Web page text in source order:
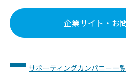
企業サイト・お
サポーティングカンパニー一